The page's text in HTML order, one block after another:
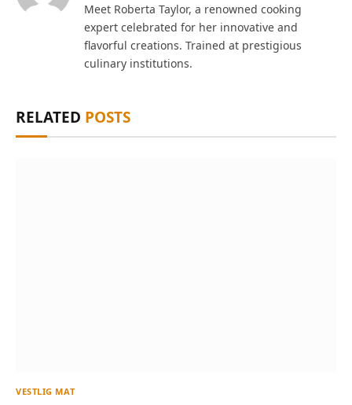
Meet Roberta Taylor, a renowned cooking
expert celebrated for her innovative and
flavorful creations. Trained at prestigious
culinary institutions.
RELATED POSTS
VESTLIG MAT